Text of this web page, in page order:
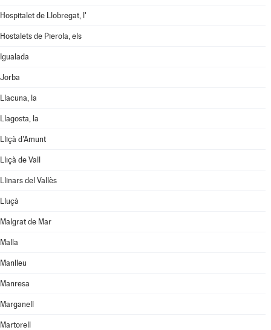
Hospitalet de Llobregat, l'
Hostalets de Pierola, els
Igualada
Jorba
Llacuna, la
Llagosta, la
Lliçà d'Amunt
Lliçà de Vall
Llinars del Vallès
Lluçà
Malgrat de Mar
Malla
Manlleu
Manresa
Marganell
Martorell